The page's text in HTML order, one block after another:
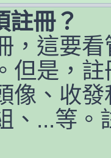
註冊？
，這要
但是，
像、收
、...等